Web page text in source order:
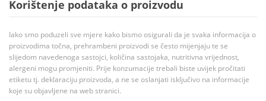
Korištenje podataka o proizvodu
Iako smo poduzeli sve mjere kako bismo osigurali da je svaka informacija o
proizvodima točna, prehrambeni proizvodi se često mijenjaju te se
slijedom navedenoga sastojci, količina sastojaka, nutritivna vrijednost,
alergeni mogu promjeniti. Prije konzumacije trebali biste uvijek pročitati
etiketu tj. deklaraciju proizvoda, a ne se oslanjati isključivo na informacije
koje su objavljene na web stranici.